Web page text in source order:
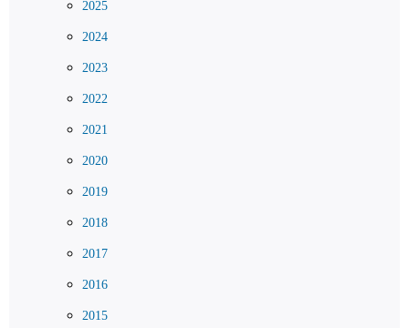
2025
2024
2023
2022
2021
2020
2019
2018
2017
2016
2015